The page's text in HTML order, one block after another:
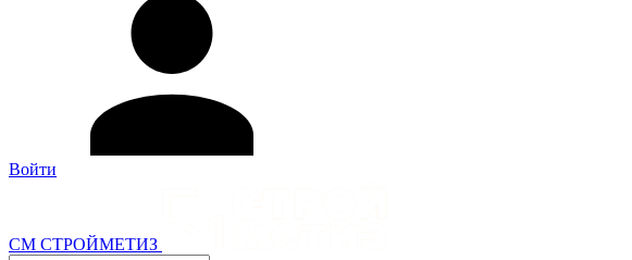
Войти
СМ СТРОЙМЕТИЗ